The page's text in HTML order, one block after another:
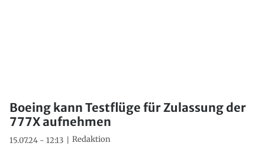
Boeing kann Testflüge für Zulassung der
777X aufnehmen
15.07.24 - 12:13 Redaktion